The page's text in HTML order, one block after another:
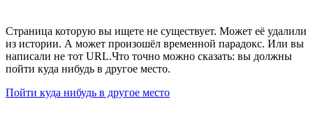
Страница которую вы ищете не существует. Может её удалили
из истории. А может произошёл временной парадокс. Или вы
написали не тот URL.Что точно можно сказать: вы должны
пойти куда нибудь в другое место.
Пойти куда нибудь в другое место